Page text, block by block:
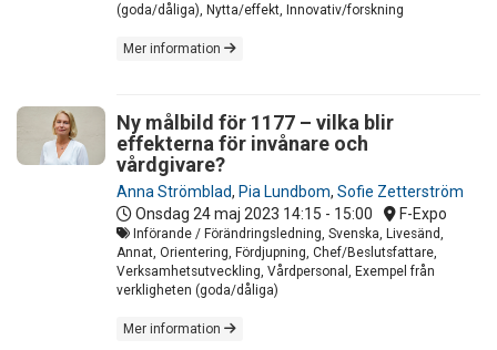
(goda/dåliga), Nytta/effekt, Innovativ/forskning
Mer information
Ny målbild för 1177 – vilka blir
effekterna för invånare och
vårdgivare?
Anna Strömblad, Pia Lundbom, Sofie Zetterström
Onsdag 24 maj 2023 14:15 - 15:00 F-Expo
Införande / Förändringsledning, Svenska, Livesänd,
Annat, Orientering, Fördjupning, Chef/Beslutsfattare,
Verksamhetsutveckling, Vårdpersonal, Exempel från
verkligheten (goda/dåliga)
Mer information